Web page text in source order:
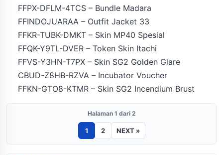
FFPX-DFLM-4TCS – Bundle Madara
FFINDOJUARAA – Outfit Jacket 33
FFKR-TUBK-DMKT – Skin MP40 Spesial
FFQK-Y9TL-DVER – Token Skin Itachi
FFVS-Y3HN-T7PX – Skin SG2 Golden Glare
CBUD-Z8HB-RZVA – Incubator Voucher
FFKN-GTO8-KTMR – Skin SG2 Incendium Brust
Halaman 1 dari 2
1 2 NEXT »